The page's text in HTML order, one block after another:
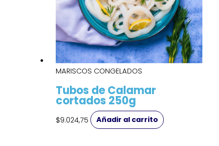
MARISCOS CONGELADOS
Tubos de Calamar
cortados 250g
$9.024,75 Añadir al carrito